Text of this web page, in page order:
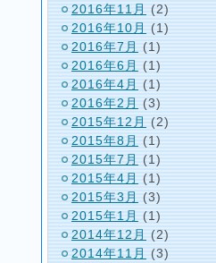
2016年11月
(2)
2016年10月 (1)
2016年7月 (1)
2016年6月
(1)
2016年4月
(1)
2016年2月 (3)
2015年12月 (2)
2015年8月
(1)
2015年7月
(1)
2015年4月 (1)
2015年3月 (3)
2015年1月
(1)
2014年12月
(2)
2014年11月 (3)